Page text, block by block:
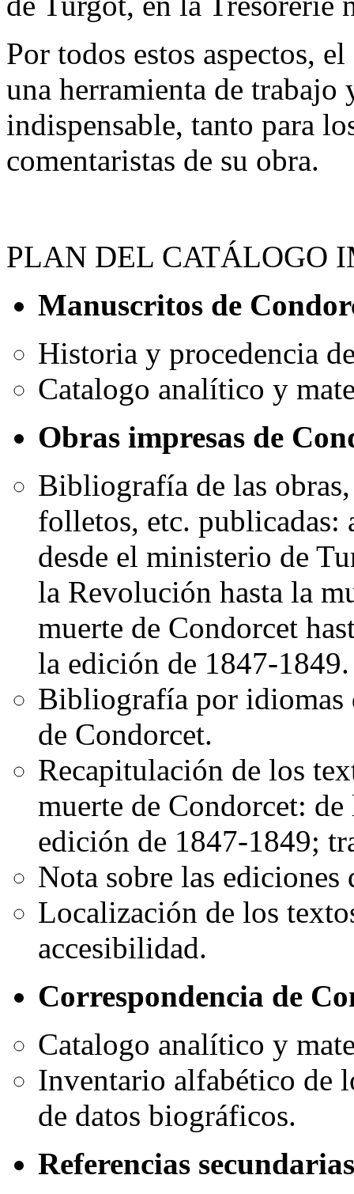
Por todos estos aspectos,
una herramienta de
indispensable, tanto para
comentaristas de su obra.
PLAN DEL CATÁLOGO
Manuscritos de
Historia y procedencia
Catalogo analítico y
Obras impresas de
Bibliografía de las
folletos, etc. publicadas:
desde el ministerio de
la Revolución hasta la
muerte de Condorcet
la edición de 1847-1849.
Bibliografía por idiomas
de Condorcet.
Recapitulación de los
muerte de Condorcet:
edición de 1847-1849;
Nota sobre las
Localización de los
accesibilidad.
Correspondencia de
Catalogo analítico y
Inventario alfabético de
de datos biográficos.
Referencias